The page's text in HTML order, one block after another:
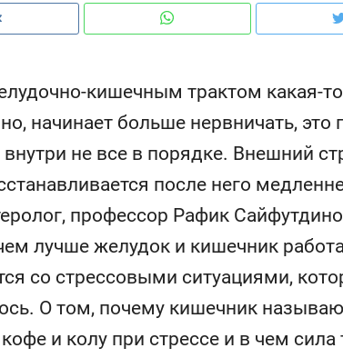
кишечным трактом какая-
начинает больше нервничать, это
внутри не все в порядке. Внешний
после него
профессор Рафик
лучше желудок и кишечник
со стрессовыми ситуациями,
О том, почему кишечник
и колу при стрессе и в чем сила
жилого
под Казанью
Рекомендуем
ID вместо ключа:
безопасность в